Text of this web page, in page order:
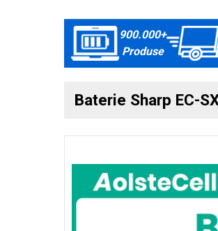
900.000+
Produse
Baterie Sharp EC-